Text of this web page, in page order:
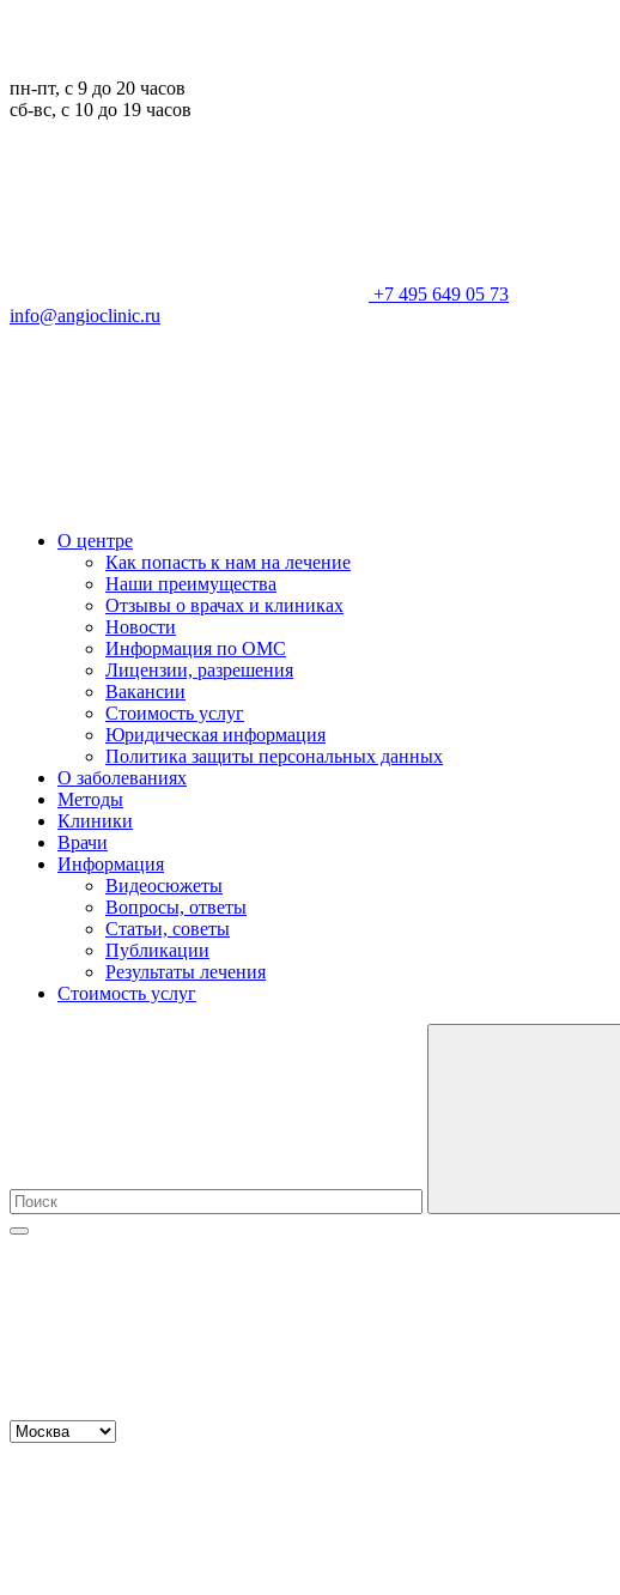
пн-пт, с 9 до 20 часов
сб-вс, с 10 до 19 часов
+7 495 649 05 73
info@angioclinic.ru
О центре
Как попасть к нам на лечение
Наши преимущества
Отзывы о врачах и клиниках
Новости
Информация по ОМС
Лицензии, разрешения
Вакансии
Стоимость услуг
Юридическая информация
Политика защиты персональных данных
О заболеваниях
Методы
Клиники
Врачи
Информация
Видеосюжеты
Вопросы, ответы
Статьи, советы
Публикации
Результаты лечения
Стоимость услуг